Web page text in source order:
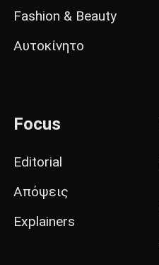
Fashion & Beauty
Αυτοκίνητο
Focus
Editorial
Απόψεις
Explainers